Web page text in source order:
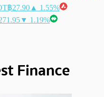
฿27.90 ▲ 1.55%
▼ 1.19%
Finance